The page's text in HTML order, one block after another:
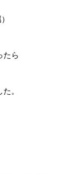
たら
。